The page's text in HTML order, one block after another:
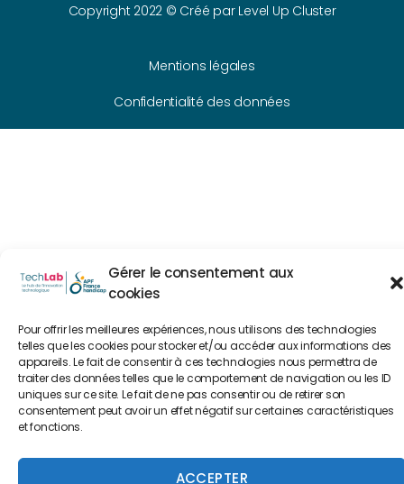
Gérer le consentement aux
cookies
Pour offrir les meilleures expériences, nous utilisons des technologies
telles que les cookies pour stocker et/ou accéder aux informations des
appareils. Le fait de consentir à ces technologies nous permettra de
traiter des données telles que le comportement de navigation ou les ID
uniques sur ce site. Le fait de ne pas consentir ou de retirer son
consentement peut avoir un effet négatif sur certaines caractéristiques
et fonctions.
ACCEPTER
Copyright 2022 © Créé par Level Up Cluster
Mentions légales
Confidentialité des données